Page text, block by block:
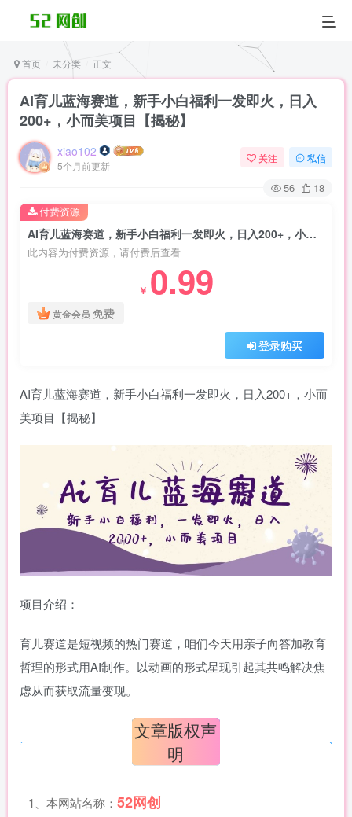
首页 未分类 正文
AI育儿蓝海赛道，新手小白福利一发即火，日入
200+，小而美项目【揭秘】
xiao102
5个月前更新
关注 私信
56 18
AI育儿蓝海赛道，新手小白福利一发即火，日入200+，小而美项目【揭秘】
此内容为付费资源，请付费后查看
￥ 0.99
黄金会员 免费
登录购买
付费资源
AI育儿蓝海赛道，新手小白福利一发即火，日入200+，小而
美项目【揭秘】
项目介绍：
育儿赛道是短视频的热门赛道，咱们今天用亲子向答加教育
哲理的形式用AI制作。以动画的形式星现引起其共鸣解决焦
虑从而获取流量变现。
文章版权声
明
1、本网站名称： 52网创